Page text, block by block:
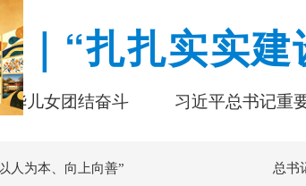
｜“扎扎实实
结奋斗 习近平总书记重要论述
人为本、向上向善”
总书